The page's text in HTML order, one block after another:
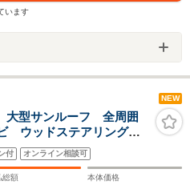
います
NEW
型サンルーフ 全周囲
ウッドステアリング
クルーズコントロー
ドライブレコーダー
付 オンライン相談可
総額 本体価格